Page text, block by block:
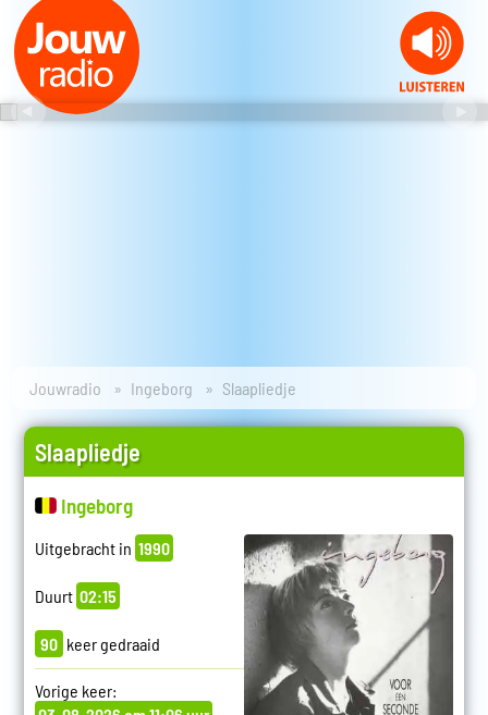
Jouwradio Ingeborg Slaapliedje
Slaapliedje
Ingeborg
Uitgebracht in 1990
Duurt 02:15
90 keer gedraaid
Vorige keer: